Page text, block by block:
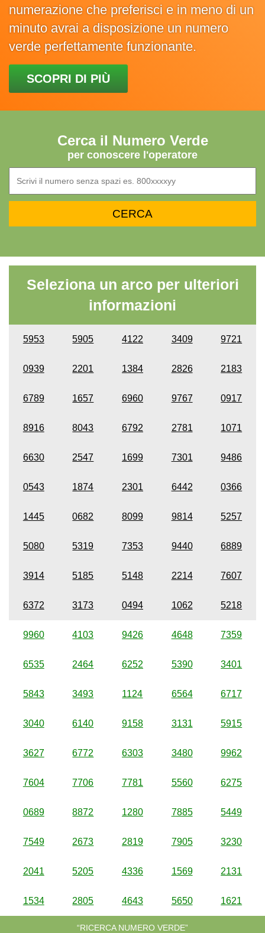
numerazione che preferisci e in meno di un
minuto avrai a disposizione un numero
verde perfettamente funzionante.
SCOPRI DI PIÙ
Cerca il Numero Verde
per conoscere l'operatore
Seleziona un arco per ulteriori
informazioni
5953 5905 4122 3409 9721
0939 2201 1384 2826 2183
6789 1657 6960 9767 0917
8916 8043 6792 2781 1071
6630 2547 1699 7301 9486
0543 1874 2301 6442 0366
1445 0682 8099 9814 5257
5080 5319 7353 9440 6889
3914 5185 5148 2214 7607
6372 3173 0494 1062 5218
9960 4103 9426 4648 7359
6535 2464 6252 5390 3401
5843 3493 1124 6564 6717
3040 6140 9158 3131 5915
3627 6772 6303 3480 9962
7604 7706 7781 5560 6275
0689 8872 1280 7885 5449
7549 2673 2819 7905 3230
2041 5205 4336 1569 2131
1534 2805 4643 5650 1621
“RICERCA NUMERO VERDE”